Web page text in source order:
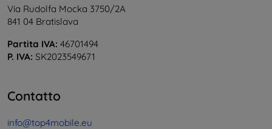
Via Rudolfa Mocka 3750/2A
841 04 Bratislava
Partita IVA: 46701494
P. IVA: SK2023549671
Contatto
info@top4mobile.eu